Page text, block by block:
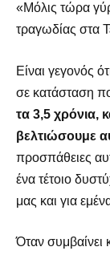
«Μόλις τώρα
τραγωδίας στα
Είναι γεγονός
σε κατάσταση
τα 3,5 χρόνια,
βελτιώσουμε
προσπάθειες
ένα τέτοιο
μας και για
Όταν συμβαίνει